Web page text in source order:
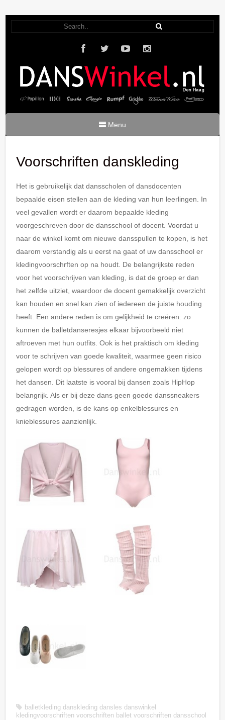
Menu
Voorschriften danskleding
Het is gebruikelijk dat dansscholen of dansdocenten
bepaalde eisen stellen aan de kleding van hun leerlingen. In
veel gevallen wordt er daarom bepaalde kleding
voorgeschreven door de dansschool of docent. Voordat u
naar de winkel komt om nieuwe dansspullen te kopen, is het
daarom verstandig als u eerst na gaat of uw dansschool er
kledingvoorschrften op na houdt. De belangrijkste reden
voor het voorschrijven van kleding, is dat de groep er dan
het zelfde uitziet, waardoor de docent gemakkelijk overzicht
kan houden en snel kan zien of iedereen de juiste houding
heeft. Een andere reden is om gelijkheid te creëren: zo
kunnen de balletdanseresjes elkaar bijvoorbeeld niet
aftroeven met hun outfits. Ook is het praktisch om kleding
voor te schrijven van goede kwaliteit, waarmee geen risico
gelopen wordt op blessures of andere ongemakken tijdens
het dansen. Dit laatste is vooral bij dansen zoals HipHop
belangrijk. Als er bij deze dans geen goede danssneakers
gedragen worden, is de kans op enkelblessures en
knieblessures aanzienlijk.
balletkleding danskleding dansles danswinkel
kledingvoorschriften voorschriften ballet voorschriften dansschool